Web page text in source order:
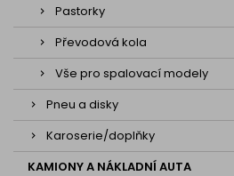
Pastorky
Převodová kola
Vše pro spalovací modely
Pneu a disky
Karoserie/doplňky
KAMIONY A NÁKLADNÍ AUTA